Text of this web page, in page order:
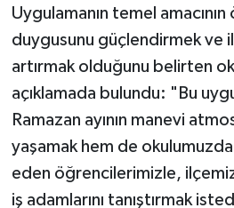
Uygulamanın temel
duygusunu güçlendirmek ve
artırmak olduğunu belirten
açıklamada bulundu: "Bu
Ramazan ayının manevi
yaşamak hem de
eden öğrencilerimizle,
iş adamlarını tanıştırmak